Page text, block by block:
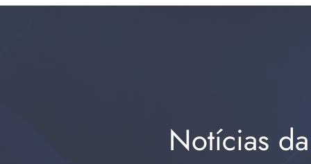
Notícias